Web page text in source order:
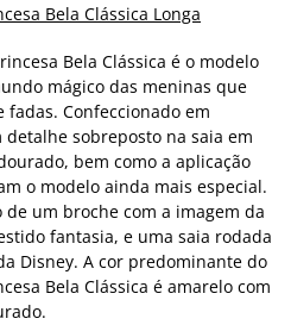
Bela Clássica Longa
Bela Clássica é o modelo
mágico das meninas que
Confeccionado em
sobreposto na saia em
bem como a aplicação
o modelo ainda mais especial.
um broche com a imagem da
fantasia, e uma saia rodada
Disney. A cor predominante do
Bela Clássica é amarelo com